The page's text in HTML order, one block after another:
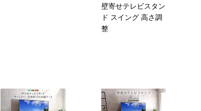
壁寄せテレビスタン
ド スイング 高さ調
整